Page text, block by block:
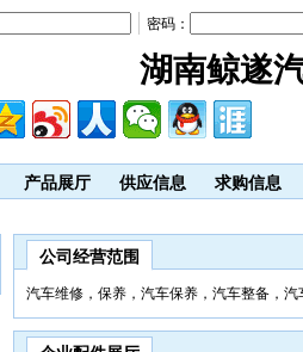
湖南鲸遂
密码：
产品展厅 供应信息 求购信息
公司经营范围
汽车维修，保养，汽车保养，汽车整备，汽